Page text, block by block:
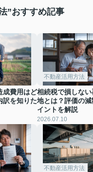
”おすすめ記事
成費用はど
訳を知りた
不動産活用方法
相続税で損しな
地とは？評価の
イントを解説
2026.07.10
不動産活用方法